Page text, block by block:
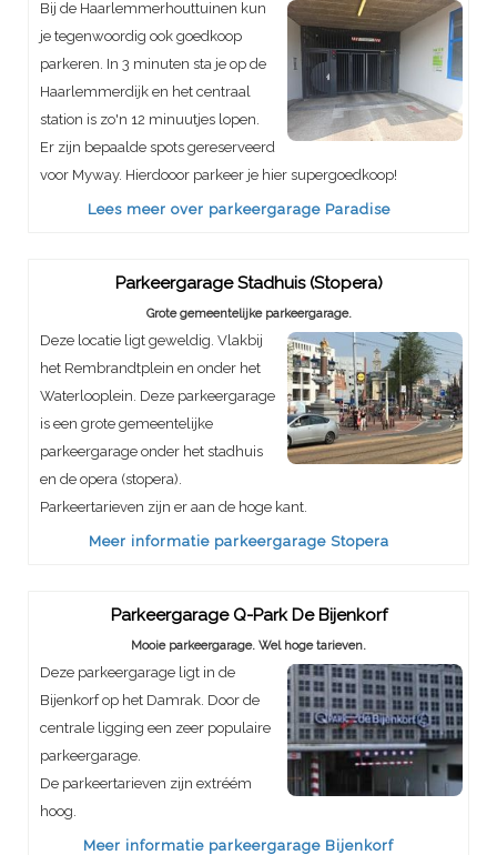
Bij de Haarlemmerhouttuinen kun
je tegenwoordig ook goedkoop
parkeren. In 3 minuten sta je op de
Haarlemmerdijk en het centraal
station is zo'n 12 minuutjes lopen.
Er zijn bepaalde spots gereserveerd
voor Myway. Hierdooor parkeer je hier supergoedkoop!
Lees meer over parkeergarage Paradise
Parkeergarage Stadhuis (Stopera)
Grote gemeentelijke parkeergarage.
Deze locatie ligt geweldig. Vlakbij
het Rembrandtplein en onder het
Waterlooplein. Deze parkeergarage
is een grote gemeentelijke
parkeergarage onder het stadhuis
en de opera (stopera).
Parkeertarieven zijn er aan de hoge kant.
Meer informatie parkeergarage Stopera
Parkeergarage Q-Park De Bijenkorf
Mooie parkeergarage. Wel hoge tarieven.
Deze parkeergarage ligt in de
Bijenkorf op het Damrak. Door de
centrale ligging een zeer populaire
parkeergarage.
De parkeertarieven zijn extréém
hoog.
Meer informatie parkeergarage Bijenkorf